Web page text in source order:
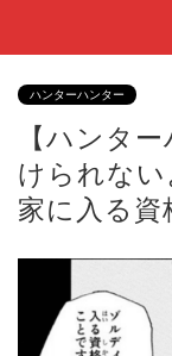
ハンターハンター
【ハンタ
けられな
家に入る